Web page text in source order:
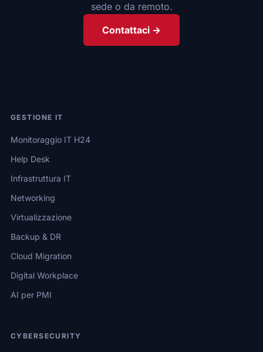
sede o da remoto.
Contattaci →
GESTIONE IT
Monitoraggio IT H24
Help Desk
Infrastruttura IT
Networking
Virtualizzazione
Backup & DR
Cloud Migration
Digital Workplace
AI per PMI
CYBERSECURITY